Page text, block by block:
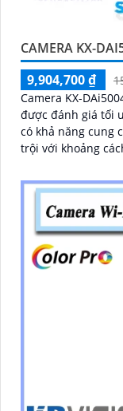
CAMERA KX-
9,904,700 ₫
Camera KX-
được đánh giá tối ưu
có khả năng cung
trội với khoảng